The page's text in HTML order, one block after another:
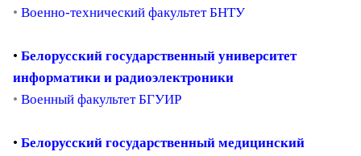
• Военно-технический факультет БНТУ
• Белорусский государственный университет
информатики и радиоэлектроники
• Военный факультет БГУИР
• Белорусский государственный медицинский